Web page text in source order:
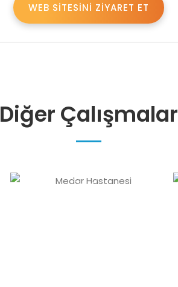
WEB SİTESİNİ ZİYARET ET
Diğer Çalışmalar